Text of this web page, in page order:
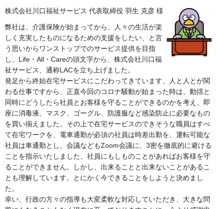
株式会社川口福祉サービス 代表取締役 羽生 克彦 様
弊社は、介護保険が始まってから、人々の生活が楽
しく充実したものになるための支援をしたい、と言
う思いからワンストップでのサービス提供を目指
し、Life・All・Careの頭文字から、株式会社川口福
祉サービス、通称LACを立ち上げました。
発足から終始在宅サービスにこだわってきています、人と人とが関
わる仕事ですから、正直今回のコロナ騒動が始まった時は、動揺と
同時にどうしたら社員とお客様を守ることができるのかを考え、即
座に消毒液、マスク、ゴーグル、防護服など感染防止に必要なもの
を買い揃えました。その上で在宅サービスのできそうな職員はすべ
て在宅ワークを、電車通勤が必須の社員は時差出勤を、運転可能な
社員は車通勤とし、会議などもZoom会議に、3密を徹底的に避ける
ことを指示いたしました、社員にもしものことがあればお客様を守
ることができません。しかし、出来ることと出来ないことがあるこ
とも理解しています。とにかく今できることをしようと決めまし
た。
幸い、行政の方々の指導も大変柔軟な対応していただき、大きな問